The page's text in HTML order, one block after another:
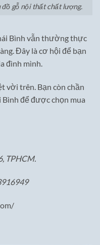
gỗ nội thất chất lượng.
Bình vẫn thường thực
Đây là cơ hội để bạn
đình mình.
vời trên. Bạn còn chần
Bình để được chọn mua
TPHCM.